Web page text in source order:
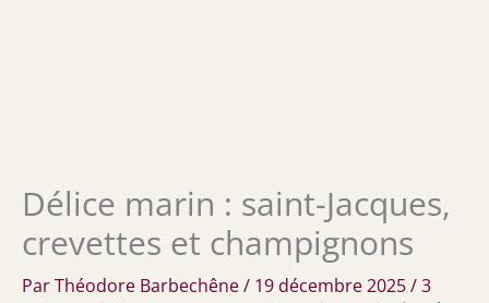
Délice marin : saint-Jacques,
crevettes et champignons
ParThéodore Barbechêne/ 19 décembre 2025/3